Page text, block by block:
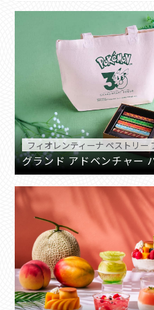
フィオレンティーナ ペストリー
グランド アドベンチャー